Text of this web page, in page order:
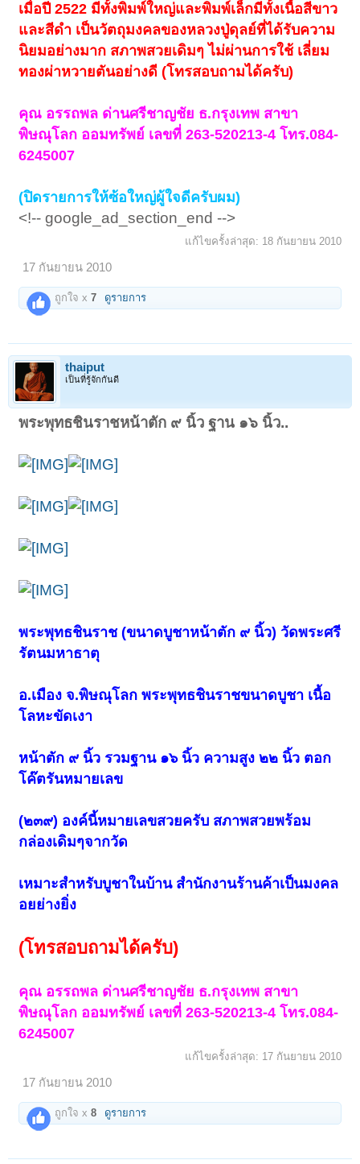
เมื่อปี 2522 มีทั้งพิมพ์ใหญ่และพิมพ์เล็กมีทั้งเนื้อสีขาว
และสีดำ เป็นวัตถุมงคลของหลวงปู่ดุลย์ที่ได้รับความ
นิยมอย่างมาก สภาพสวยเดิมๆ ไม่ผ่านการใช้ เลี่ยม
ทองผ่าหวายตันอย่างดี (โทรสอบถามได้ครับ)
คุณ อรรถพล ด่านศรีชาญชัย ธ.กรุงเทพ สาขา
พิษณุโลก ออมทรัพย์ เลขที่ 263-520213-4 โทร.084-
6245007
(ปิดรายการให้ซ้อใหญ่ผู้ใจดีครับผม)
<!-- google_ad_section_end -->
แก้ไขครั้งล่าสุด: 18 กันยายน 2010
17 กันยายน 2010
ถูกใจ x7 ดูรายการ
thaiput
เป็นที่รู้จักกันดี
พระพุทธชินราชหน้าตัก ๙ นิ้ว ฐาน ๑๖ นิ้ว..
พระพุทธชินราช (ขนาดบูชาหน้าตัก ๙ นิ้ว) วัดพระศรี
รัตนมหาธาตุ
อ.เมือง จ.พิษณุโลก พระพุทธชินราชขนาดบูชา เนื้อ
โลหะขัดเงา
หน้าตัก ๙ นิ้ว รวมฐาน ๑๖ นิ้ว ความสูง ๒๒ นิ้ว ตอก
โค๊ตรันหมายเลข
(๒๓๙) องค์นี้หมายเลขสวยครับ สภาพสวยพร้อม
กล่องเดิมๆจากวัด
เหมาะสำหรับบูชาในบ้าน สำนักงานร้านค้าเป็นมงคล
อยย่างยิ่ง
(โทรสอบถามได้ครับ)
คุณ อรรถพล ด่านศรีชาญชัย ธ.กรุงเทพ สาขา
พิษณุโลก ออมทรัพย์ เลขที่ 263-520213-4 โทร.084-
6245007
แก้ไขครั้งล่าสุด: 17 กันยายน 2010
17 กันยายน 2010
ถูกใจ x8 ดูรายการ